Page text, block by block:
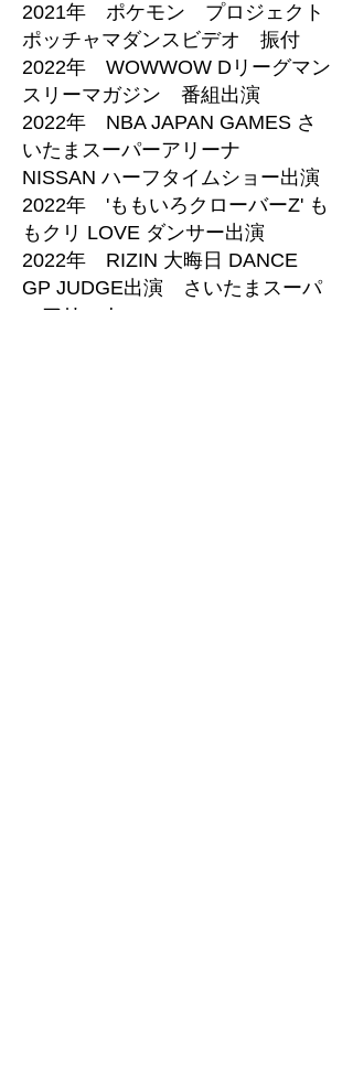
2021年 ポケモン プロジェクト
ポッチャマダンスビデオ 振付
2022年 WOWWOW Dリーグマン
スリーマガジン 番組出演
2022年 NBA JAPAN GAMES さ
いたまスーパーアリーナ
NISSAN ハーフタイムショー出演
2022年 'ももいろクローバーZ' も
もクリ LOVE ダンサー出演
2022年 RIZIN 大晦日 DANCE
GP JUDGE出演 さいたまスーパ
ーアリーナ